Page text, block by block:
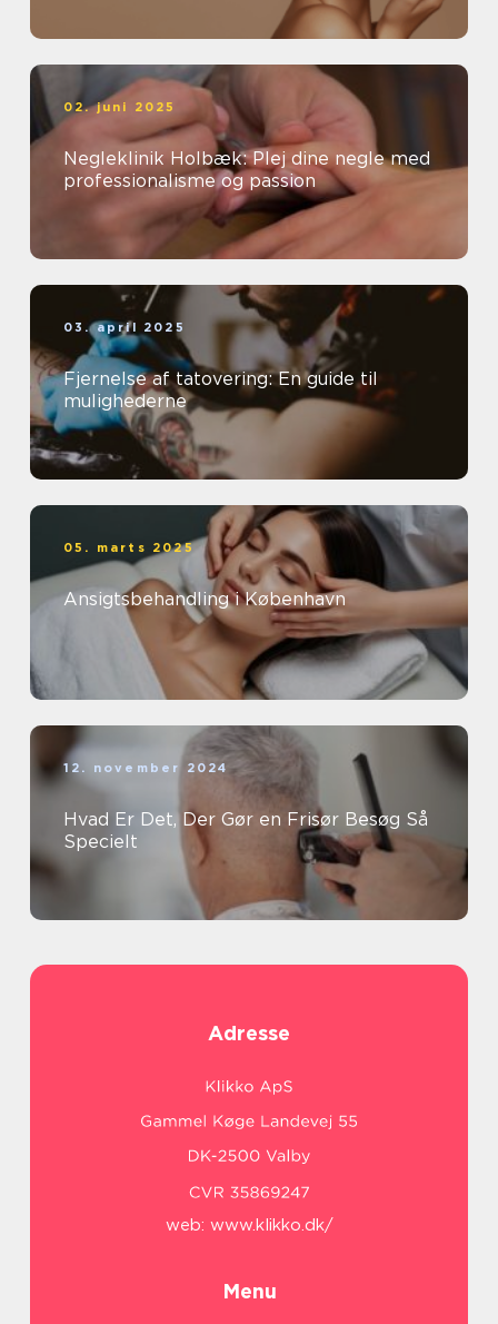
02. juni 2025
Negleklinik Holbæk: Plej dine negle med
professionalisme og passion
03. april 2025
Fjernelse af tatovering: En guide til
mulighederne
05. marts 2025
Ansigtsbehandling i København
12. november 2024
Hvad Er Det, Der Gør en Frisør Besøg Så
Specielt
Adresse
web: www.klikko.dk/
Menu